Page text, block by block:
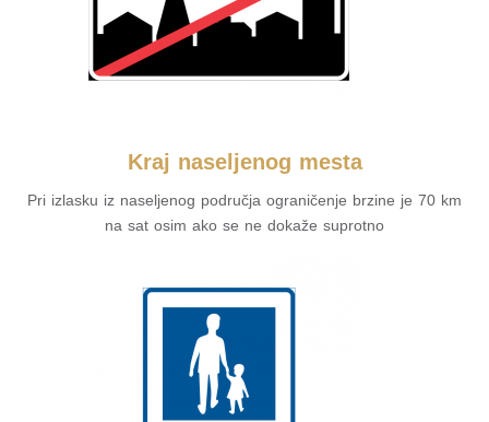
Kraj naseljenog mesta
Pri izlasku iz naseljenog područja ograničenje brzine je 70 km
na sat osim ako se ne dokaže suprotno